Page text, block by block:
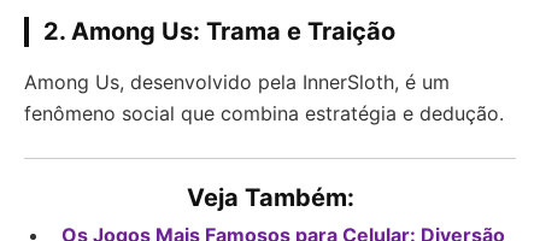
2. Among Us: Trama e Traição
Among Us, desenvolvido pela InnerSloth, é um
fenômeno social que combina estratégia e dedução.
Veja Também:
Os Jogos Mais Famosos para Celular: Diversão